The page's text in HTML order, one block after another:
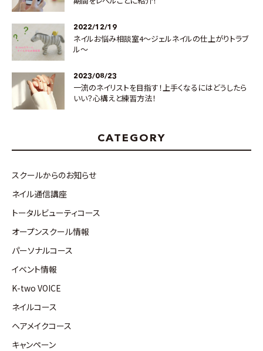
2022/12/19
ネイルお悩み相談室4～ジェルネイルの仕上がりトラブ
ル～
2023/08/23
一流のネイリストを目指す！上手くなるにはどうしたら
いい？心構えと練習方法！
CATEGORY
スクールからのお知らせ
ネイル通信講座
トータルビューティコース
オープンスクール情報
パーソナルコース
イベント情報
K-two VOICE
ネイルコース
ヘアメイクコース
キャンペーン